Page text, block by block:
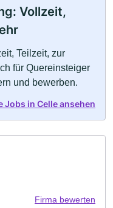
Vollzeit,
Teilzeit, zur
für Quereinsteiger
und bewerben.
Jobs in Celle ansehen
Firma bewerten